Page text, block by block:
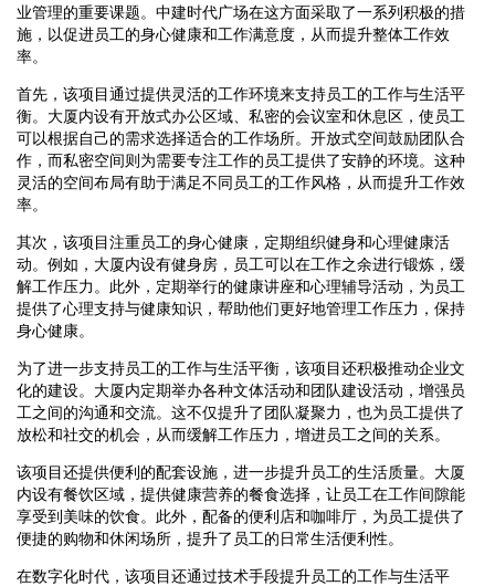
业管理的重要课题。中建时代广场在这方面采取了一系列积极的措
施，以促进员工的身心健康和工作满意度，从而提升整体工作效
率。
首先，该项目通过提供灵活的工作环境来支持员工的工作与生活平
衡。大厦内设有开放式办公区域、私密的会议室和休息区，使员工
可以根据自己的需求选择适合的工作场所。开放式空间鼓励团队合
作，而私密空间则为需要专注工作的员工提供了安静的环境。这种
灵活的空间布局有助于满足不同员工的工作风格，从而提升工作效
率。
其次，该项目注重员工的身心健康，定期组织健身和心理健康活
动。例如，大厦内设有健身房，员工可以在工作之余进行锻炼，缓
解工作压力。此外，定期举行的健康讲座和心理辅导活动，为员工
提供了心理支持与健康知识，帮助他们更好地管理工作压力，保持
身心健康。
为了进一步支持员工的工作与生活平衡，该项目还积极推动企业文
化的建设。大厦内定期举办各种文体活动和团队建设活动，增强员
工之间的沟通和交流。这不仅提升了团队凝聚力，也为员工提供了
放松和社交的机会，从而缓解工作压力，增进员工之间的关系。
该项目还提供便利的配套设施，进一步提升员工的生活质量。大厦
内设有餐饮区域，提供健康营养的餐食选择，让员工在工作间隙能
享受到美味的饮食。此外，配备的便利店和咖啡厅，为员工提供了
便捷的购物和休闲场所，提升了员工的日常生活便利性。
在数字化时代，该项目还通过技术手段提升员工的工作与生活平